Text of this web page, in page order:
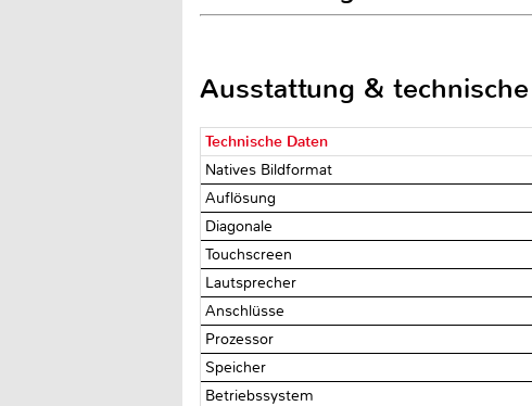
Ausstattung &
Technische Daten
Natives Bildformat
Auflösung
Diagonale
Touchscreen
Lautsprecher
Anschlüsse
Prozessor
Speicher
Betriebssystem